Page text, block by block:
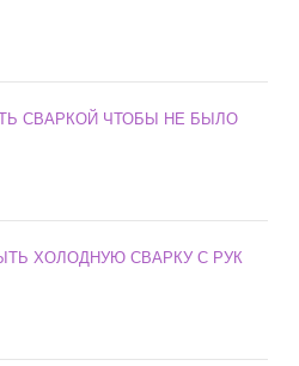
СВАРКОЙ ЧТОБЫ НЕ БЫЛО
ХОЛОДНУЮ СВАРКУ С РУК